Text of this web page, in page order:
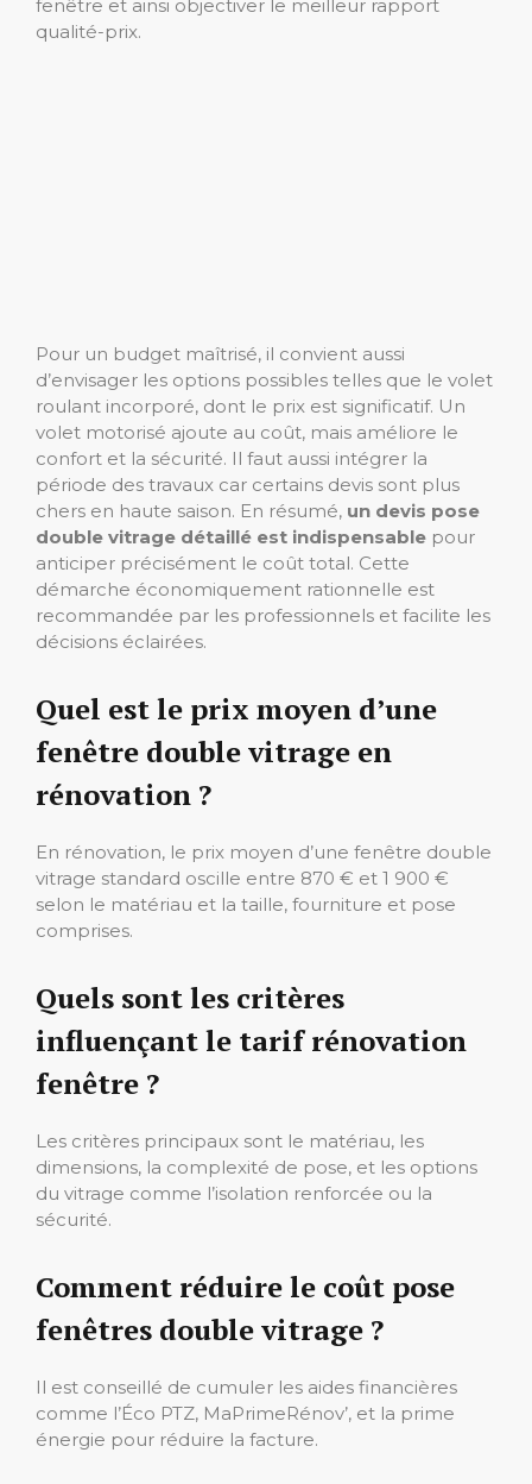
fenêtre et ainsi objectiver le meilleur rapport
qualité-prix.
Pour un budget maîtrisé, il convient aussi
d’envisager les options possibles telles que le volet
roulant incorporé, dont le prix est significatif. Un
volet motorisé ajoute au coût, mais améliore le
confort et la sécurité. Il faut aussi intégrer la
période des travaux car certains devis sont plus
chers en haute saison. En résumé, un devis pose
double vitrage détaillé est indispensable pour
anticiper précisément le coût total. Cette
démarche économiquement rationnelle est
recommandée par les professionnels et facilite les
décisions éclairées.
Quel est le prix moyen d’une
fenêtre double vitrage en
rénovation ?
En rénovation, le prix moyen d’une fenêtre double
vitrage standard oscille entre 870 € et 1 900 €
selon le matériau et la taille, fourniture et pose
comprises.
Quels sont les critères
influençant le tarif rénovation
fenêtre ?
Les critères principaux sont le matériau, les
dimensions, la complexité de pose, et les options
du vitrage comme l’isolation renforcée ou la
sécurité.
Comment réduire le coût pose
fenêtres double vitrage ?
Il est conseillé de cumuler les aides financières
comme l’Éco PTZ, MaPrimeRénov’, et la prime
énergie pour réduire la facture.